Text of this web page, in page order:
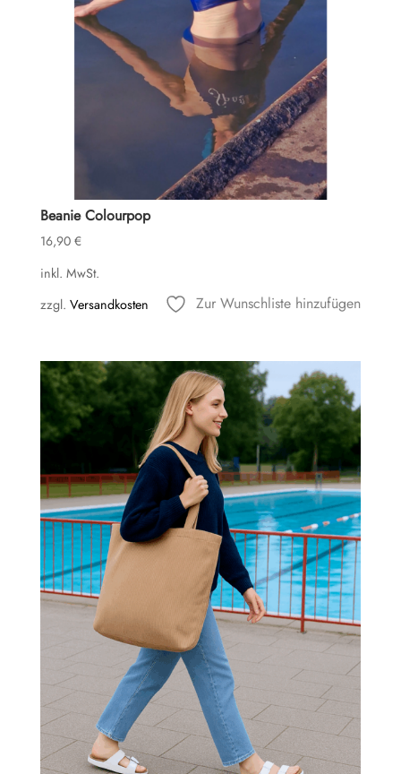
Beanie Colourpop
16,90 €
inkl. MwSt.
zzgl. Versandkosten Zur Wunschliste hinzufügen